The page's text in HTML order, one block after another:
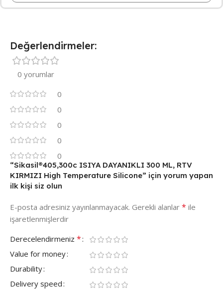
Değerlendirmeler:
0 yorumlar
0
0
0
0
0
“Sikasil®405,300c ISIYA DAYANIKLI 300 ML, RTV
KIRMIZI High Temperature Silicone” için yorum yapan
ilk kişi siz olun
E-posta adresiniz yayınlanmayacak. Gerekli alanlar * ile
işaretlenmişlerdir
Derecelendirmeniz *
Value for money
Durability
Delivery speed